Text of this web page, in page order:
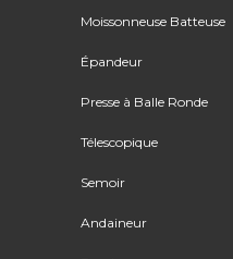
Moissonneuse Batteuse
Épandeur
Presse à Balle Ronde
Télescopique
Semoir
Andaineur